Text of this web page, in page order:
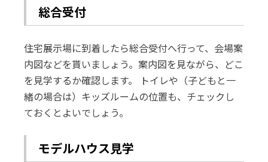
総合受付
住宅展示場に到着したら総合受付へ行って、会場案
内図などを貰いましょう。案内図を見ながら、どこ
を見学するか確認します。 トイレや（子どもと一
緒の場合は）キッズルームの位置も、チェックし
ておくとよいでしょう。
モデルハウス見学